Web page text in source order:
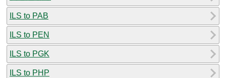
ILS to PAB
ILS to PEN
ILS to PGK
ILS to PHP